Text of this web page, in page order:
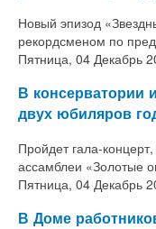
Новый эпизод
рекордсменом по
Пятница, 04 Декабрь
В консерватории
двух юбиляров
Пройдет гала-
ассамблеи «Золотые
Пятница, 04 Декабрь
В Доме